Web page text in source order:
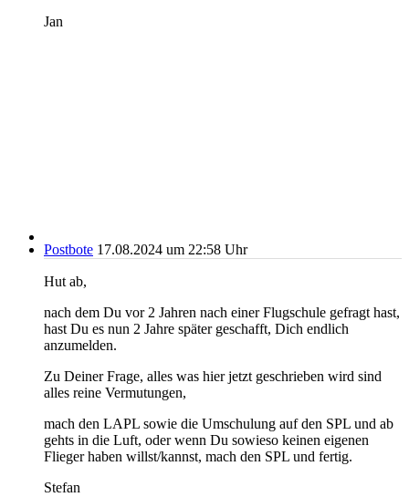
Jan
Postbote 17.08.2024 um 22:58 Uhr
Hut ab,
nach dem Du vor 2 Jahren nach einer Flugschule gefragt hast,
hast Du es nun 2 Jahre später geschafft, Dich endlich
anzumelden.
Zu Deiner Frage, alles was hier jetzt geschrieben wird sind
alles reine Vermutungen,
mach den LAPL sowie die Umschulung auf den SPL und ab
gehts in die Luft, oder wenn Du sowieso keinen eigenen
Flieger haben willst/kannst, mach den SPL und fertig.
Stefan